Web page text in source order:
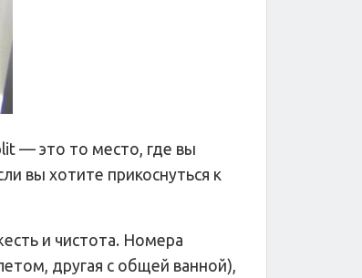
— это то место, где вы
вы хотите прикоснуться к
и чистота. Номера
другая с общей ванной),